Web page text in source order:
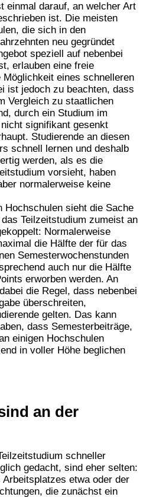
einmal darauf, an welcher Art
ist. Die meisten
die sich in den
neu gegründet
speziell auf nebenbei
erlauben eine freie
eines schnelleren
ist jedoch zu beachten, dass
Vergleich zu staatlichen
durch ein Studium im
signifikant gesenkt
Studierende an diesen
schnell lernen und deshalb
werden, als es die
vorsieht, haben
normalerweise keine
Hochschulen sieht die Sache
Teilzeitstudium zumeist an
Normalerweise
die Hälfte der für das
Semesterwochenstunden
auch nur die Hälfte
erworben werden. An
die Regel, dass nebenbei
überschreiten,
gelten. Das kann
dass Semesterbeiträge,
einigen Hochschulen
in voller Höhe beglichen
an der
schneller
gedacht, sind eher selten:
etwa oder der
die zunächst ein